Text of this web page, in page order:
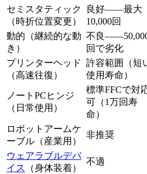
セミスタティック
（時折位置変更）
良好——最大
10,000回
動的（継続的な動
き）
不良
回で劣化
プリンターヘッド
（高速往復）
許容範囲（短
使用寿命）
ノートPCヒンジ
（日常使用）
標準FFCで対
可（1万回寿
命）
ロボットアームケ
ーブル（産業用）
非推奨
ウェアラブルデバ
イス
（身体装着）
不適